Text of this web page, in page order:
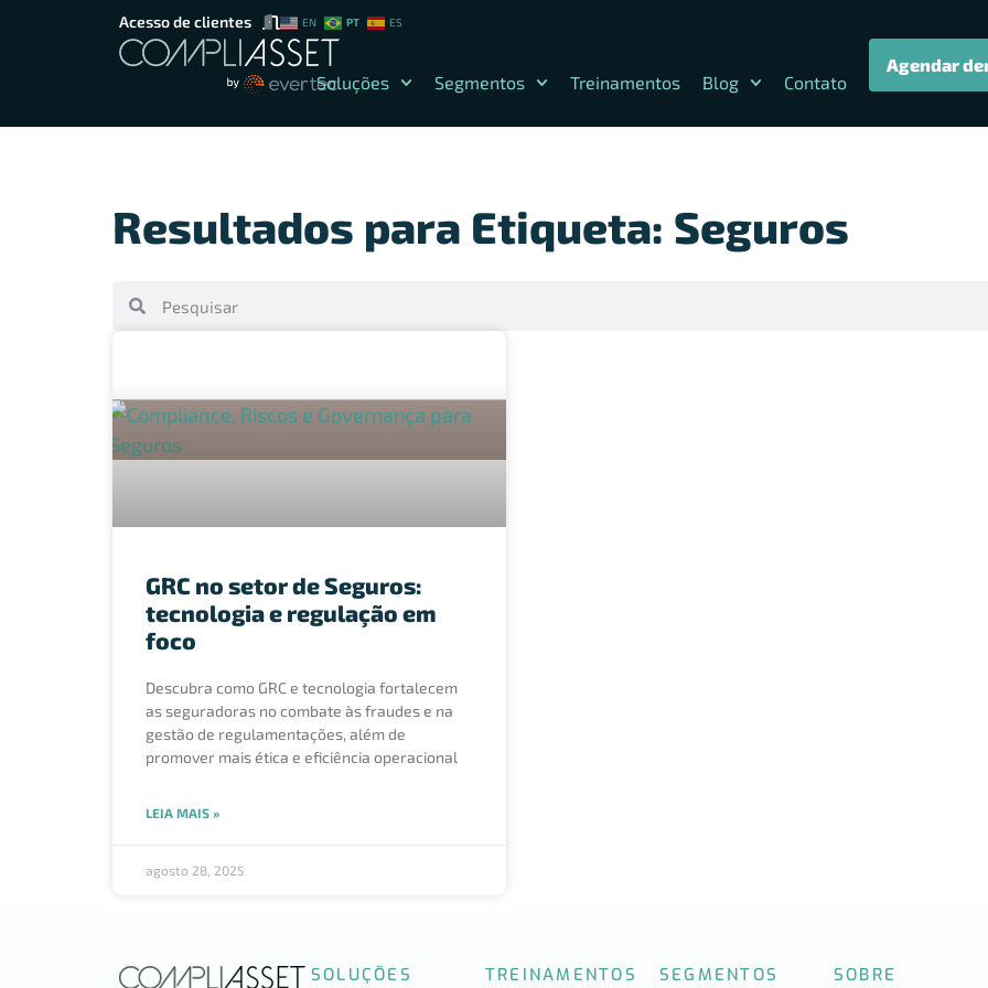
Acesso de clientes EN PT ES
Soluções Segmentos Treinamentos Blog Contato
Agendar
Resultados para Etiqueta: Seguros
GRC no setor de Seguros:
tecnologia e regulação em
foco
Descubra como GRC e tecnologia fortalecem
as seguradoras no combate às fraudes e na
gestão de regulamentações, além de
promover mais ética e eficiência operacional
LEIA MAIS »
agosto 28, 2025
SOLUÇÕES TREINAMENTOS SEGMENTOS SOBRE